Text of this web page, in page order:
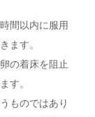
間以内に服用
ます。
の着床を阻止
す。
ものではあり